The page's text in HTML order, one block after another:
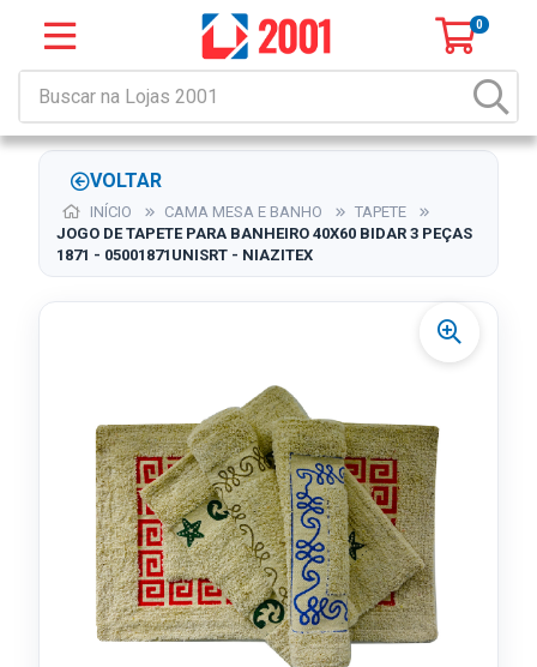
0
VOLTAR
INÍCIO CAMA MESA E BANHO
TAPETE
JOGO DE TAPETE PARA BANHEIRO 40X60 BIDAR 3 PEÇAS
1871 - 05001871UNISRT - NIAZITEX